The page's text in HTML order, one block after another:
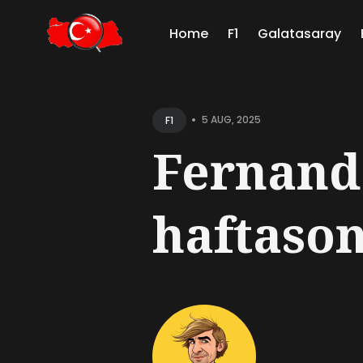
Home F1 Galatasaray
F1 • 5 AUG, 2025